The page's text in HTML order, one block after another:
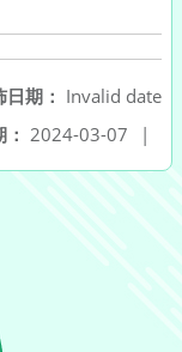
期： Invalid date
2024-03-07 |